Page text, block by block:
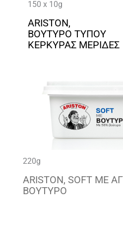
150 x 10g
ARISTON,
ΒΟΥΤΥΡΟ ΤΥΠΟΥ
ΚΕΡΚΥΡΑΣ ΜΕΡΙΔΕΣ
220g
ARISTON, SOFT ΜΕ
ΒΟΥΤΥΡΟ